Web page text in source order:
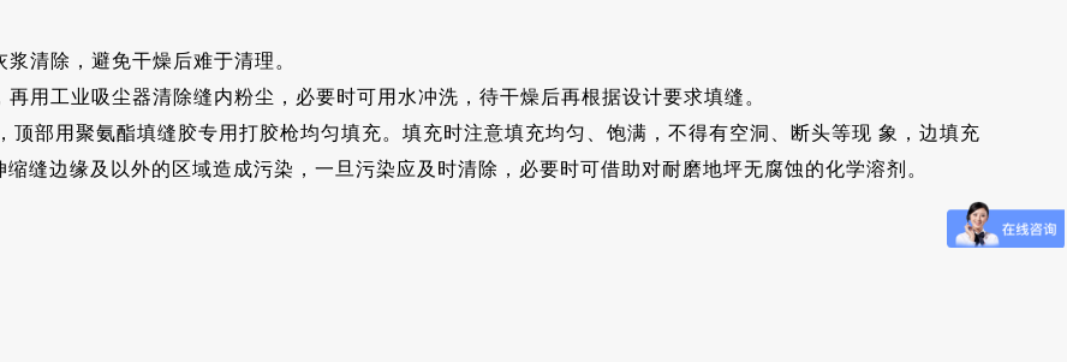
清除，避免干燥后难于清理。
用工业吸尘器清除缝内粉尘，必要时可用水冲洗，待干燥后再根据设计要求填缝。
顶部用聚氨酯填缝胶专用打胶枪均匀填充。填充时注意填充均匀、饱满，不得有空洞、断头等现 象，边填充
缝边缘及以外的区域造成污染，一旦污染应及时清除，必要时可借助对耐磨地坪无腐蚀的化学溶剂。